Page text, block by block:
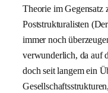
Theorie im Gegensatz
Poststrukturalisten
immer noch
verwunderlich, da auf
doch seit langem ein